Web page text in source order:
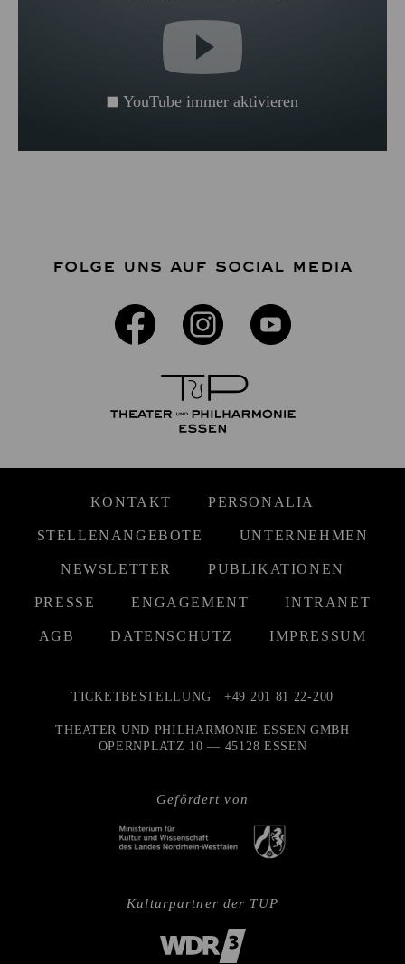
YouTube immer aktivieren
FOLGE UNS AUF SOCIAL MEDIA
KONTAKT PERSONALIA
STELLENANGEBOTE UNTERNEHMEN
NEWSLETTER PUBLIKATIONEN
PRESSE ENGAGEMENT INTRANET
AGB DATENSCHUTZ IMPRESSUM
Gefördert von
TICKETBESTELLUNG +49 201 81 22-200
THEATER UND PHILHARMONIE ESSEN GMBH
OPERNPLATZ 10 — 45128 ESSEN
Kulturpartner der TUP